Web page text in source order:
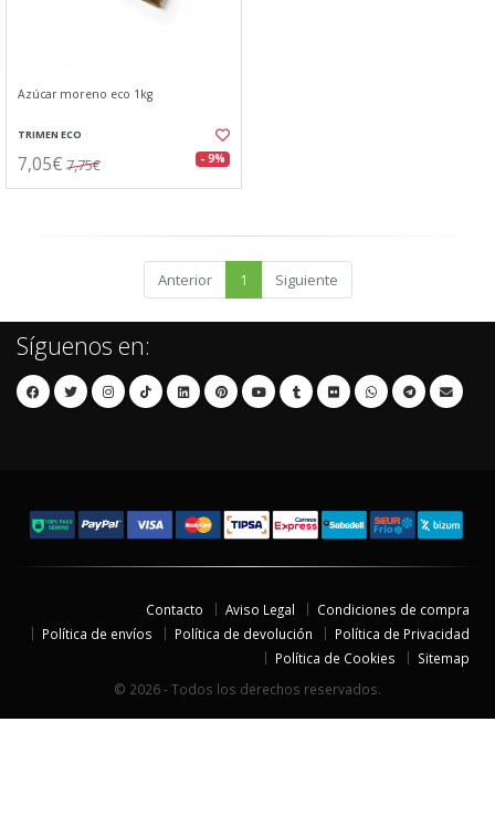
Azúcar moreno eco 1kg
TRIMEN ECO
7,05€ 7,75€ - 9%
Anterior 1 Siguiente
Síguenos en:
Contacto Aviso Legal
Condiciones de compra
Política de envíos
Política de devolución
Política de Privacidad
Política de Cookies
Sitemap
© 2026 - Todos los derechos reservados.